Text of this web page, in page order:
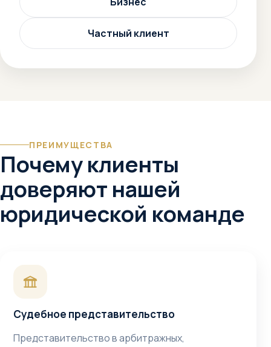
Частный клиент
ПРЕИМУЩЕСТВА
Почему клиенты
доверяют нашей
юридической команде
Судебное представительство
Представительство в арбитражных,